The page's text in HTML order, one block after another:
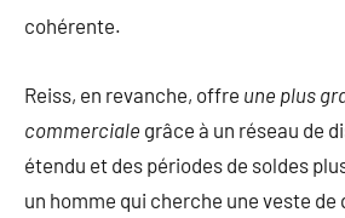
cohérente.
Reiss, en revanche, offre une plus
commerciale grâce à un réseau de
étendu et des périodes de soldes
un homme qui cherche une veste de